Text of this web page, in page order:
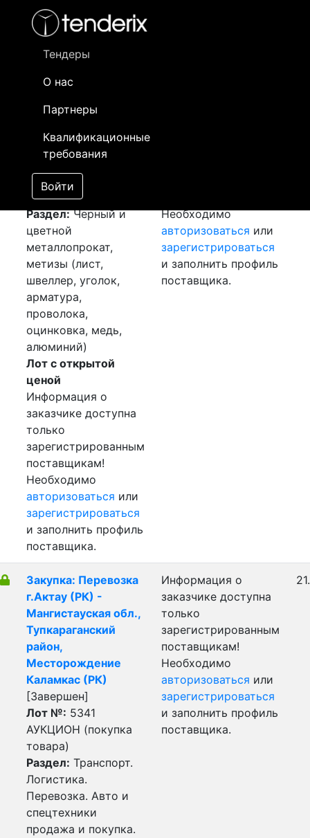
Тендеры
О нас
Партнеры
Квалификационные
требования
Войти
- активный лот
- сохраненный лот (не опубликован)
Закуп: Лист и уголок
[Завершен]
Лот №:
АУКЦИОН (покупка
товара)
Раздел:Черный и
цветной
металлопрокат,
метизы (лист,
швеллер, уголок,
арматура,
проволока,
оцинковка, медь,
алюминий)
Лот с открытой
ценой
Информация о
заказчике доступна
только
зарегистрированным
поставщикам!
Необходимо
авторизоваться или
зарегистрироваться
и заполнить профиль
поставщика.
Необходимо
авторизоваться или
зарегистрироваться
и заполнить профиль
поставщика.
Закупка: Перевозка
г.Актау (РК) -
Мангистауская обл.,
Тупкараганский
район,
Месторождение
Каламкас (РК)
[Завершен]
Лот №: 5341
АУКЦИОН (покупка
товара)
Раздел: Транспорт.
Логистика.
Перевозка. Авто и
спецтехники
продажа и покупка.
Информация о
заказчике доступна
только
зарегистрированным
поставщикам!
Необходимо
авторизоваться или
зарегистрироваться
и заполнить профиль
поставщика.